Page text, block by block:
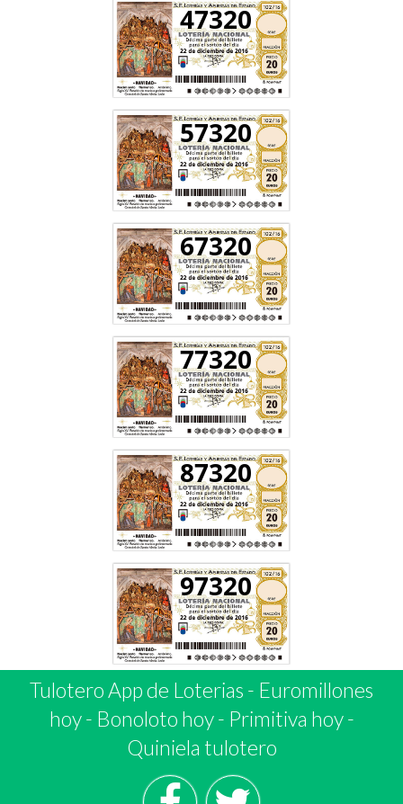
47320
57320
67320
77320
87320
97320
Tulotero App de Loterias - Euromillones
hoy- Bonoloto hoy- Primitiva hoy-
Quiniela tulotero